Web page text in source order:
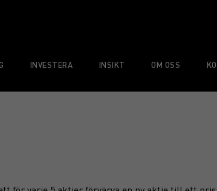
INVESTERA INSIKT OM OSS